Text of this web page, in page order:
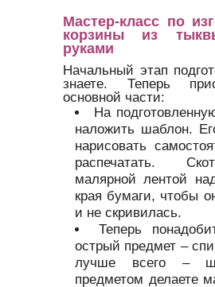
Мастер-класс по
корзины из
руками
Начальный этап
знаете. Теперь
основной части:
На
наложить шаблон.
нарисовать
распечатать.
малярной лентой
края бумаги, чтобы
и не скривилась.
Теперь
острый предмет –
лучше всего –
предметом делаете